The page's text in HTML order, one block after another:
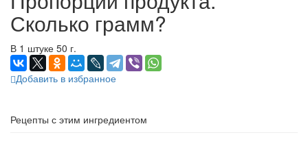
Сколько грамм?
В 1 штуке 50 г.
Добавить в избранное
Рецепты с этим ингредиентом